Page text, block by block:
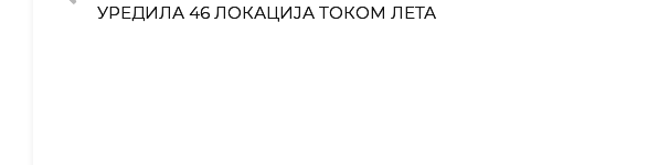
УРЕДИЛА 46 ЛОКАЦИЈА ТОКОМ ЛЕТА